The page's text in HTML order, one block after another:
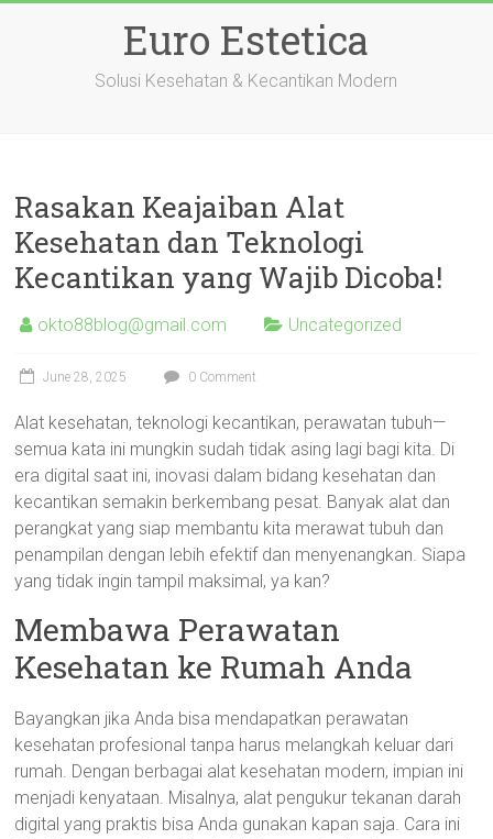
Euro Estetica
Solusi Kesehatan & Kecantikan Modern
Rasakan Keajaiban Alat
Kesehatan dan Teknologi
Kecantikan yang Wajib Dicoba!
okto88blog@gmail.com Uncategorized
June 28, 2025 0 Comment
Alat kesehatan, teknologi kecantikan, perawatan tubuh—
semua kata ini mungkin sudah tidak asing lagi bagi kita. Di
era digital saat ini, inovasi dalam bidang kesehatan dan
kecantikan semakin berkembang pesat. Banyak alat dan
perangkat yang siap membantu kita merawat tubuh dan
penampilan dengan lebih efektif dan menyenangkan. Siapa
yang tidak ingin tampil maksimal, ya kan?
Membawa Perawatan
Kesehatan ke Rumah Anda
Bayangkan jika Anda bisa mendapatkan perawatan
kesehatan profesional tanpa harus melangkah keluar dari
rumah. Dengan berbagai alat kesehatan modern, impian ini
menjadi kenyataan. Misalnya, alat pengukur tekanan darah
digital yang praktis bisa Anda gunakan kapan saja. Cara ini